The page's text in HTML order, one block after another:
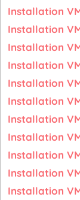
Installation
Installation
Installation
Installation
Installation
Installation
Installation
Installation
Installation
Installation
Installation